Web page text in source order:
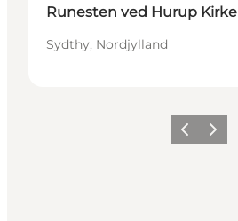
Runesten ved Hurup Kirke
Sydthy, Nordjylland
ForrigeNæste